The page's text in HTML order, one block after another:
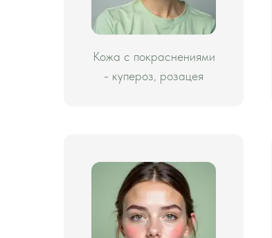
Кожа с покраснениями
- купероз, розацея